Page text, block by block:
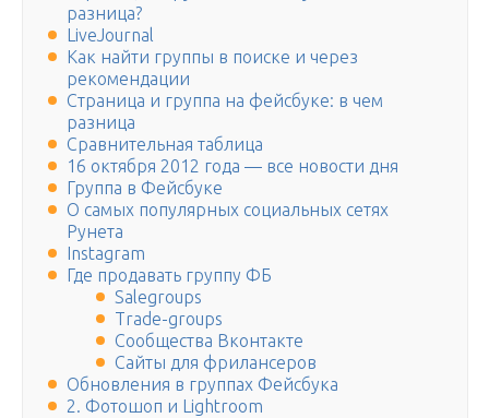
разница?
LiveJournal
Как найти группы в поиске и через
рекомендации
Страница и группа на фейсбуке: в чем
разница
Сравнительная таблица
16 октября 2012 года — все новости дня
Группа в Фейсбуке
О самых популярных социальных сетях
Рунета
Instagram
Где продавать группу ФБ
Salegroups
Trade-groups
Сообщества Вконтакте
Сайты для фрилансеров
Обновления в группах Фейсбука
2. Фотошоп и Lightroom